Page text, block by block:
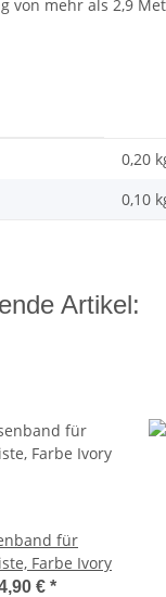
von mehr als 2,9
0,20
0,10
Artikel:
für
Farbe Ivory
€ *